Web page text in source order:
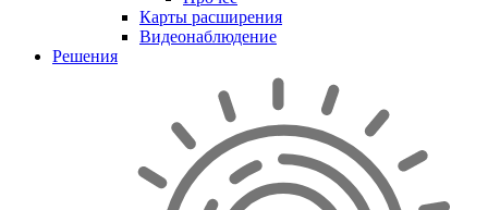
Карты расширения
Видеонаблюдение
Решения